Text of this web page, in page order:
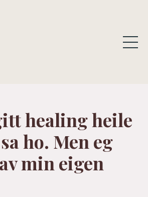
healing heile
ho. Men eg
min eigen